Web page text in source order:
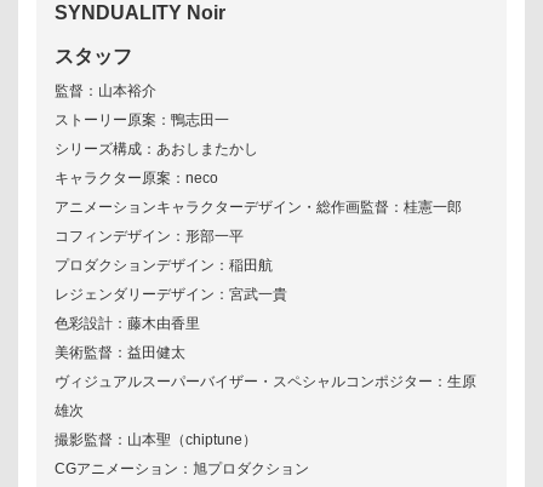
SYNDUALITY Noir
スタッフ
監督：山本裕介
ストーリー原案：鴨志田一
シリーズ構成：あおしまたかし
キャラクター原案：neco
アニメーションキャラクターデザイン・総作画監督：桂憲一郎
コフィンデザイン：形部一平
プロダクションデザイン：稲田航
レジェンダリーデザイン：宮武一貴
色彩設計：藤木由香里
美術監督：益田健太
ヴィジュアルスーパーバイザー・スペシャルコンポジター：生原
雄次
撮影監督：山本聖（chiptune）
CGアニメーション：旭プロダクション